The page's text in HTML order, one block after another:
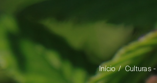
Início Culturas